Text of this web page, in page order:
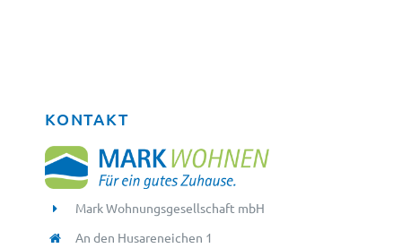
KONTAKT
Mark Wohnungsgesellschaft mbH
An den Husareneichen 1